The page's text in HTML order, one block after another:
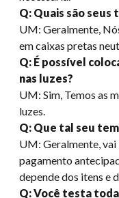
Q: Quais são seus
UM: Geralmente,
em caixas pretas
Q: É possível
nas luzes?
UM: Sim, Temos as
luzes.
Q: Que tal seu
UM: Geralmente, vai
pagamento
depende dos itens e
Q: Você testa